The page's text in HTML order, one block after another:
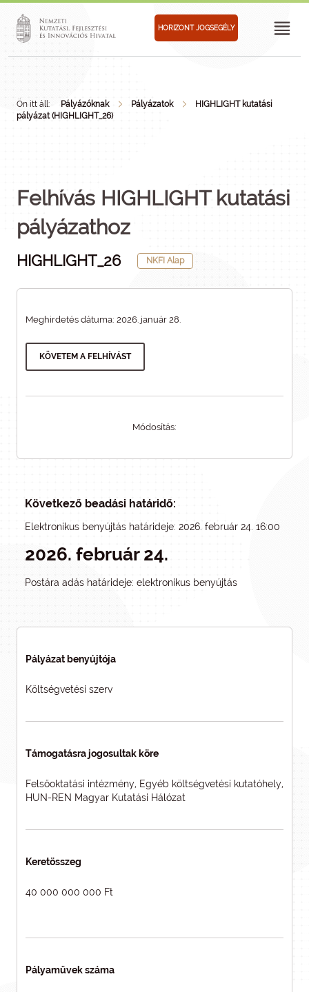
HORIZONT JOGSEGÉLY
Ön itt áll: Pályázóknak Pályázatok
HIGHLIGHT kutatási
pályázat (HIGHLIGHT_26)
Felhívás HIGHLIGHT kutatási
pályázathoz
HIGHLIGHT_26 NKFI Alap
Meghirdetés dátuma: 2026. január 28.
KÖVETEM A FELHÍVÁST
Módosítás:
Következő beadási határidő:
Elektronikus benyújtás határideje: 2026. február 24. 16:00
2026. február 24.
Postára adás határideje: elektronikus benyújtás
Pályázat benyújtója
Költségvetési szerv
Támogatásra jogosultak köre
Felsőoktatási intézmény, Egyéb költségvetési kutatóhely,
HUN-REN Magyar Kutatási Hálózat
Keretösszeg
40 000 000 000 Ft
Pályaművek száma